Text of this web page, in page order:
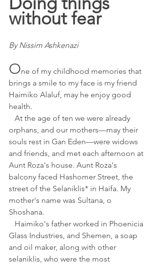
without fear
By Nissim Ashkenazi
One of my childhood memories that
brings a smile to my face is my friend
Haimiko Alaluf, may he enjoy good
health.
orphans, and our mothers—may their
souls rest in Gan Eden—were widows
and friends, and met each afternoon at
Aunt Roza's house. Aunt Roza's
balcony faced Hashomer Street, the
street of the Selaniklis* in Haifa. My
mother's name was Sultana, o
Shoshana.
Glass Industries, and Shemen, a soap
and oil maker, along with other
selaniklis, who were the most